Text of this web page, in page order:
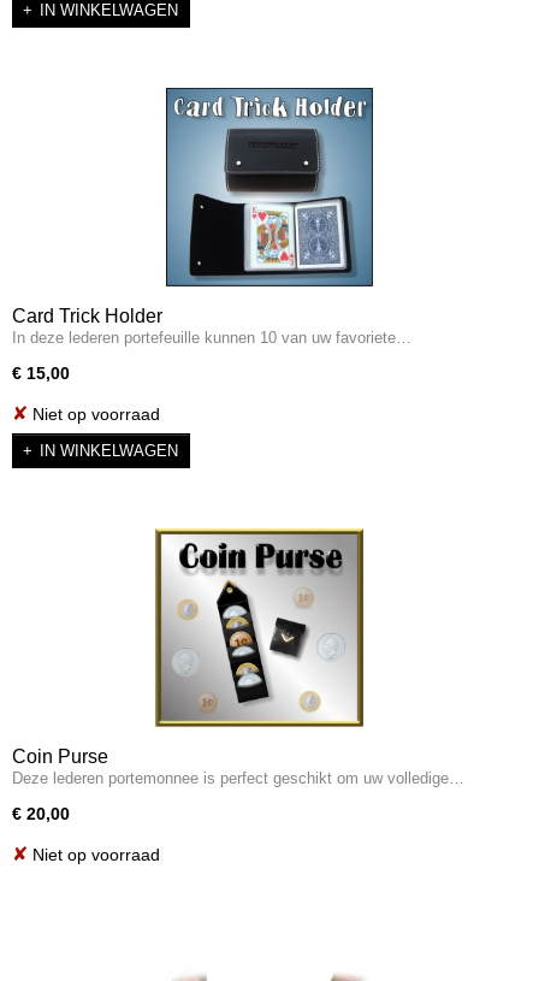
IN WINKELWAGEN
Card Trick Holder
In deze lederen portefeuille kunnen 10 van uw favoriete…
€ 15,00
✘ Niet op voorraad
IN WINKELWAGEN
Coin Purse
Deze lederen portemonnee is perfect geschikt om uw volledige…
€ 20,00
✘ Niet op voorraad